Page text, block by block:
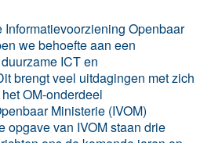
Informatievoorziening Openbaar
we behoefte aan een
ICT en
brengt veel uitdagingen met zich
OM-onderdeel
Ministerie (IVOM)
opgave van IVOM staan drie